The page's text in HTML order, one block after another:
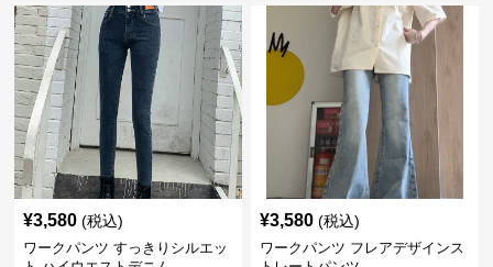
¥3,580 (税込)
ワークパンツ すっきりシルエッ
¥3,580 (税込)
ワークパンツ フレアデザインス